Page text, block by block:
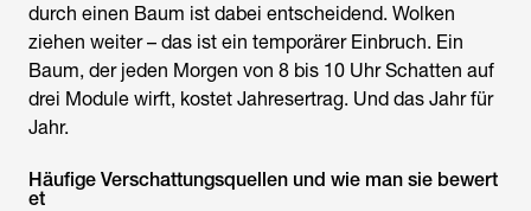
durch einen Baum ist dabei entscheidend. Wolken
ziehen weiter – das ist ein temporärer Einbruch. Ein
Baum, der jeden Morgen von 8 bis 10 Uhr Schatten auf
drei Module wirft, kostet Jahresertrag. Und das Jahr für
Jahr.
Häufige Verschattungsquellen und wie man sie bewert
et